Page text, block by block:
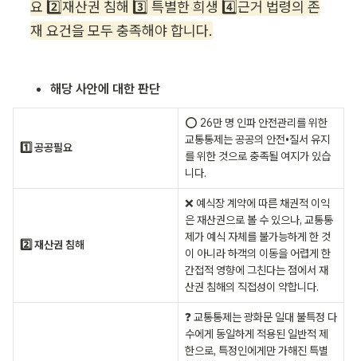
요 2️⃣재산권 침해 3️⃣ 특별한 희생 4️⃣근거 법령의 존
재 요건을 모두 충족해야 합니다.
해당 사안에 대한 판단
1️⃣ 공공필요
⭕️ 26만 명 인파 안전관리를 위한
교통통제는 공공의 안전•질서 유지
를 위한 것으로 충족될 여지가 있습
니다.
2️⃣ 재산권 침해
❌ 예식장 계약에 따른 채권적 이익
은 재산권으로 볼 수 있으나, 교통통
제가 예식 자체를 불가능하게 한 것
이 아니라 하객의 이동을 어렵게 한
간접적 영향에 그친다는 점에서 재
산권 침해의 직접성이 약합니다.
❓ 교통통제는 광화문 일대 불특정 다
수에게 동일하게 적용된 일반적 제
한으로, 특정인에게만 가해진 특별